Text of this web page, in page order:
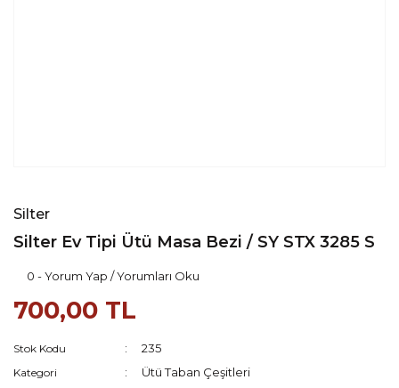
Silter
Silter Ev Tipi Ütü Masa Bezi / SY STX 3285 S
0 - Yorum Yap / Yorumları Oku
700,00 TL
Stok Kodu 235
Kategori Ütü Taban Çeşitleri